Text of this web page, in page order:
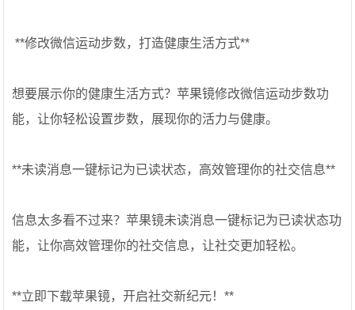
‍️ **修改微信运动步数，打造健康生活方式**
想要展示你的健康生活方式？苹果镜修改微信运动步数功
能，让你轻松设置步数，展现你的活力与健康。
**未读消息一键标记为已读状态，高效管理你的社交信息**
信息太多看不过来？苹果镜未读消息一键标记为已读状态功
能，让你高效管理你的社交信息，让社交更加轻松。
**立即下载苹果镜，开启社交新纪元！**